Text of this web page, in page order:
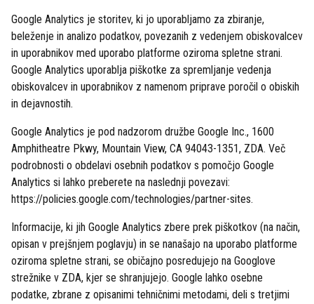
Google Analytics je storitev, ki jo uporabljamo za zbiranje,
beleženje in analizo podatkov, povezanih z vedenjem obiskovalcev
in uporabnikov med uporabo platforme oziroma spletne strani.
Google Analytics uporablja piškotke za spremljanje vedenja
obiskovalcev in uporabnikov z namenom priprave poročil o obiskih
in dejavnostih.
Google Analytics je pod nadzorom družbe Google Inc., 1600
Amphitheatre Pkwy, Mountain View, CA 94043-1351, ZDA. Več
podrobnosti o obdelavi osebnih podatkov s pomočjo Google
Analytics si lahko preberete na naslednji povezavi:
https://policies.google.com/technologies/partner-sites.
Informacije, ki jih Google Analytics zbere prek piškotkov (na način,
opisan v prejšnjem poglavju) in se nanašajo na uporabo platforme
oziroma spletne strani, se običajno posredujejo na Googlove
strežnike v ZDA, kjer se shranjujejo. Google lahko osebne
podatke, zbrane z opisanimi tehničnimi metodami, deli s tretjimi